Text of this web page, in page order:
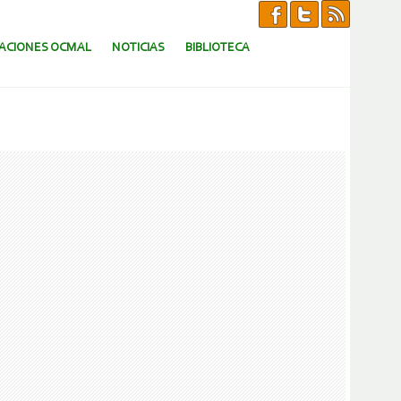
OCMAL NOTICIAS BIBLIOTECA